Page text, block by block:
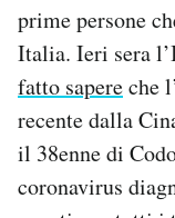
prime persone
Italia. Ieri sera
fatto sapereche
recente dalla
il 38enne di
coronavirus